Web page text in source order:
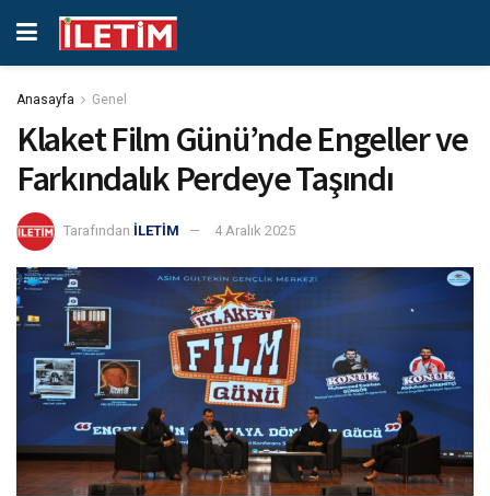
Anasayfa Genel
Klaket Film Günü’nde Engeller ve
Farkındalık Perdeye Taşındı
Tarafından İLETİM 4 Aralık 2025